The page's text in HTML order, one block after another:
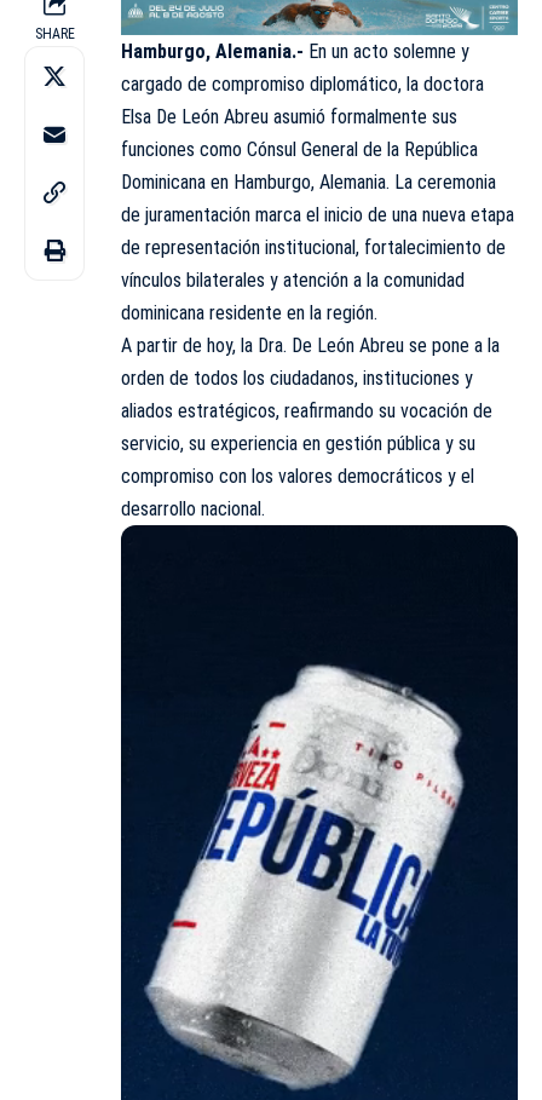
SHARE
Hamburgo, Alemania.- En un acto solemne y
cargado de compromiso diplomático, la doctora
Elsa De León Abreu asumió formalmente sus
funciones como Cónsul General de la República
Dominicana en Hamburgo, Alemania. La ceremonia
de juramentación marca el inicio de una nueva etapa
de representación institucional, fortalecimiento de
vínculos bilaterales y atención a la comunidad
dominicana residente en la región.
A partir de hoy, la Dra. De León Abreu se pone a la
orden de todos los ciudadanos, instituciones y
aliados estratégicos, reafirmando su vocación de
servicio, su experiencia en gestión pública y su
compromiso con los valores democráticos y el
desarrollo nacional.